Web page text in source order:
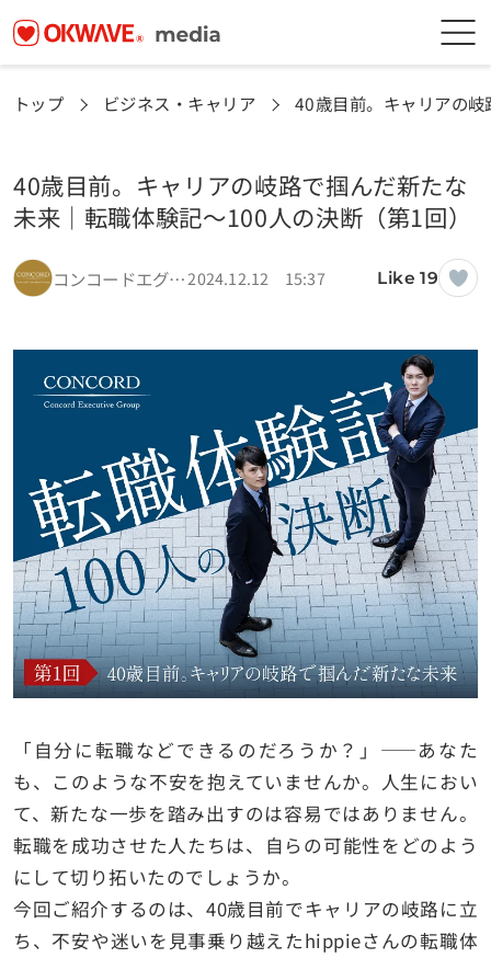
トップ ビジネス・キャリア 40歳目前。キャリアの
40歳目前。キャリアの岐路で掴んだ新たな
未来｜転職体験記～100人の決断（第1回）
コンコードエグゼクティブグループ編集部2024.12.12 15:37 Like 19
「自分に転職などできるのだろうか？」――あなた
も、このような不安を抱えていませんか。人生におい
て、新たな一歩を踏み出すのは容易ではありません。
転職を成功させた人たちは、自らの可能性をどのよう
にして切り拓いたのでしょうか。
今回ご紹介するのは、40歳目前でキャリアの岐路に立
ち、不安や迷いを見事乗り越えたhippieさんの転職体